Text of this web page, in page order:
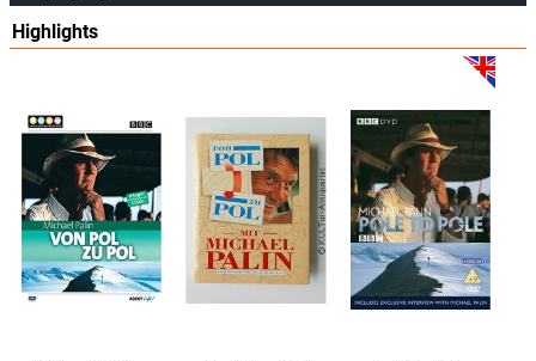
Highlights